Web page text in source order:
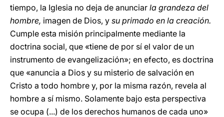
tiempo, la Iglesia no deja de anunciar la grandeza del
hombre, imagen de Dios, y su primado en la creación.
Cumple esta misión principalmente mediante la
doctrina social, que «tiene de por sí el valor de un
instrumento de evangelización»; en efecto, es doctrina
que «anuncia a Dios y su misterio de salvación en
Cristo a todo hombre y, por la misma razón, revela al
hombre a sí mismo. Solamente bajo esta perspectiva
se ocupa (...) de los derechos humanos de cada uno»